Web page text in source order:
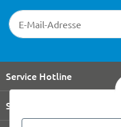
Newsletter-Registrierung
Service Hotline
Shop Service